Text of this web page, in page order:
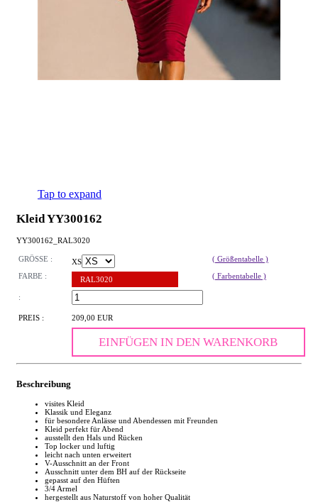
Tap to expand
Kleid YY300162
YY300162_RAL3020
GRÖSSE : XS
( Größentabelle )
FARBE :
RAL3020 ( Farbentabelle )
:
PREIS : 209,00 EUR
EINFÜGEN IN DEN WARENKORB
Beschreibung
visites Kleid
Klassik und Eleganz
für besondere Anlässe und Abendessen mit Freunden
Kleid perfekt für Abend
ausstellt den Hals und Rücken
Top locker und luftig
leicht nach unten erweitert
V-Ausschnitt an der Front
Ausschnitt unter dem BH auf der Rückseite
gepasst auf den Hüften
3/4 Armel
hergestellt aus Naturstoff von hoher Qualität